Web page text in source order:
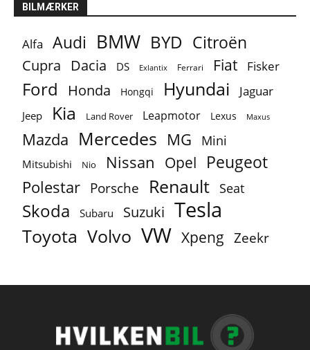
BILMÆRKER
Alfa Audi BMW BYD Citroën
Cupra Dacia DS Exlantix Ferrari Fiat Fisker
Ford Honda Hongqi Hyundai Jaguar
Jeep Kia Land Rover Leapmotor Lexus Maxus
Mazda Mercedes MG Mini
Mitsubishi Nio Nissan Opel Peugeot
Polestar Porsche Renault Seat
Skoda Subaru Suzuki Tesla
Toyota Volvo VW Xpeng Zeekr